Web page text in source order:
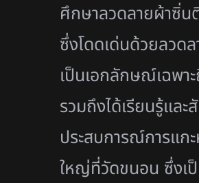
ศึกษาลวดลายผ้าซิ่น
ซึ่งโดดเด่นด้วยลวด
เป็นเอกลักษณ์เฉพา
รวมถึงได้เรียนรู้และ
ประสบการณ์การแก
ใหญ่ที่วัดขนอน ซึ่งเ